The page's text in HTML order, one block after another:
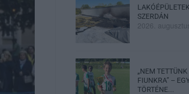
SZERDÁN
2026.
„NEM
FIUNKRA” –
TÖRTÉNE...